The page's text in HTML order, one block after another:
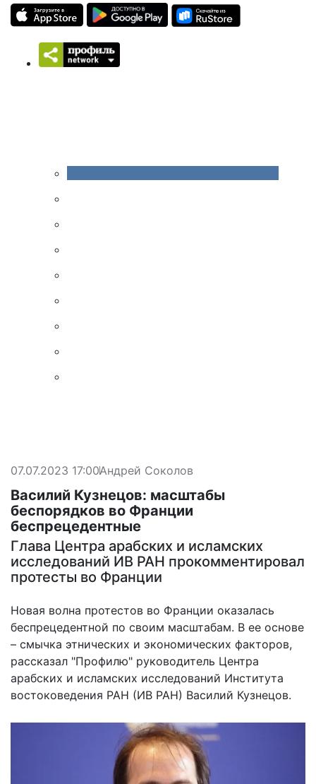
07.07.2023 17:00Андрей Соколов
Василий Кузнецов: масштабы
беспорядков во Франции
беспрецедентные
Глава Центра арабских и исламских
исследований ИВ РАН прокомментировал
протесты во Франции
Новая волна протестов во Франции оказалась
беспрецедентной по своим масштабам. В ее основе
– смычка этнических и экономических факторов,
рассказал "Профилю" руководитель Центра
арабских и исламских исследований Института
востоковедения РАН (ИВ РАН) Василий Кузнецов.